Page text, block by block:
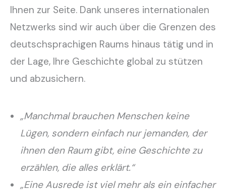
Ihnen zur Seite. Dank unseres internationalen
Netzwerks sind wir auch über die Grenzen des
deutschsprachigen Raums hinaus tätig und in
der Lage, Ihre Geschichte global zu stützen
und abzusichern.
„Manchmal brauchen Menschen keine
Lügen, sondern einfach nur jemanden, der
ihnen den Raum gibt, eine Geschichte zu
erzählen, die alles erklärt.“
„Eine Ausrede ist viel mehr als ein einfacher